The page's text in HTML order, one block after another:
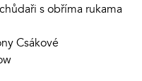
s obříma rukama
Csákové